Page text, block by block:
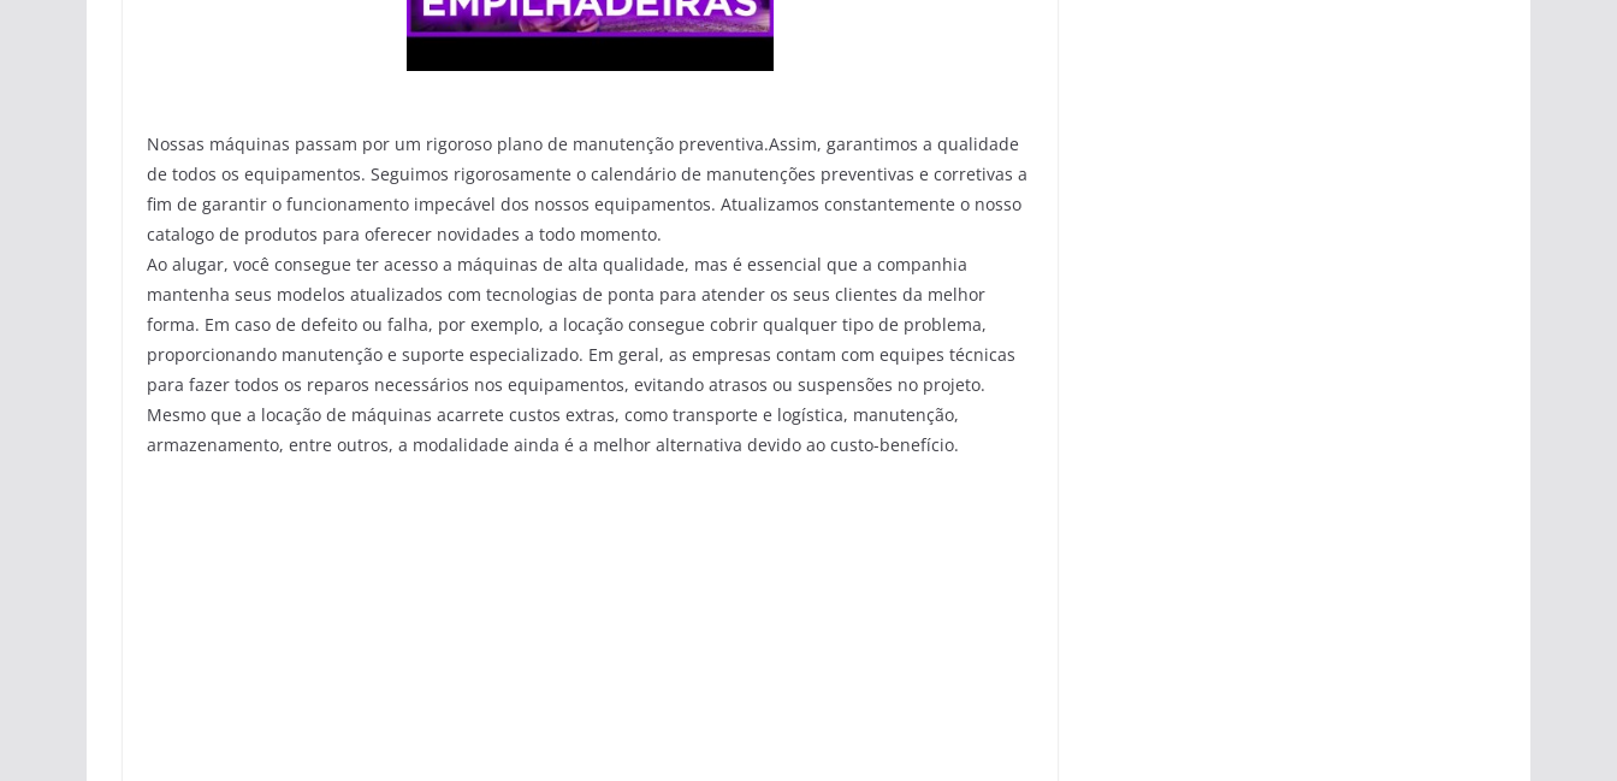
Nossas máquinas passam por um rigoroso plano de manutenção preventiva.Assim, garantimos a qualidade
de todos os equipamentos. Seguimos rigorosamente o calendário de manutenções preventivas e corretivas a
fim de garantir o funcionamento impecável dos nossos equipamentos. Atualizamos constantemente o nosso
catalogo de produtos para oferecer novidades a todo momento.
Ao alugar, você consegue ter acesso a máquinas de alta qualidade, mas é essencial que a companhia
mantenha seus modelos atualizados com tecnologias de ponta para atender os seus clientes da melhor
forma. Em caso de defeito ou falha, por exemplo, a locação consegue cobrir qualquer tipo de problema,
proporcionando manutenção e suporte especializado. Em geral, as empresas contam com equipes técnicas
para fazer todos os reparos necessários nos equipamentos, evitando atrasos ou suspensões no projeto.
Mesmo que a locação de máquinas acarrete custos extras, como transporte e logística, manutenção,
armazenamento, entre outros, a modalidade ainda é a melhor alternativa devido ao custo-benefício.